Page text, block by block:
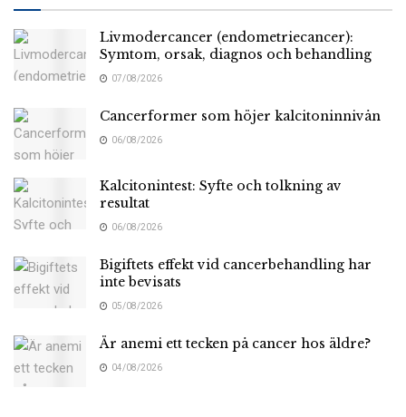
Livmodercancer (endometriecancer):
Symtom, orsak, diagnos och behandling
07/08/2026
Cancerformer som höjer kalcitoninnivån
06/08/2026
Kalcitonintest: Syfte och tolkning av
resultat
06/08/2026
Bigiftets effekt vid cancerbehandling har
inte bevisats
05/08/2026
Är anemi ett tecken på cancer hos äldre?
04/08/2026